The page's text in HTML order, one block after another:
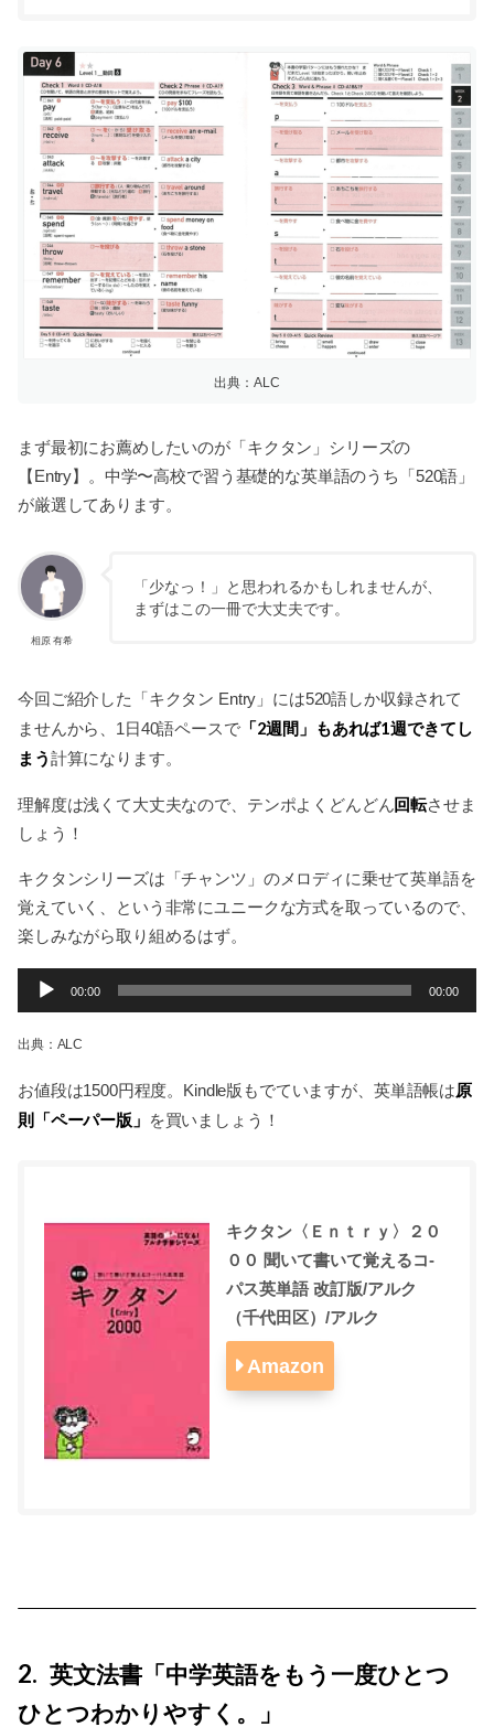
出典：ALC
まず最初にお薦めしたいのが「キクタン」シリーズの
【Entry】。中学〜高校で習う基礎的な英単語のうち「520語」
が厳選してあります。
相原 有希
「少なっ！」と思われるかもしれませんが、
まずはこの一冊で大丈夫です。
今回ご紹介した「キクタン Entry」には520語しか収録されて
ませんから、1日40語ペースで「2週間」もあれば1週できてし
まう計算になります。
理解度は浅くて大丈夫なので、テンポよくどんどん回転させま
しょう！
キクタンシリーズは「チャンツ」のメロディに乗せて英単語を
覚えていく、という非常にユニークな方式を取っているので、
楽しみながら取り組めるはず。
レ
ー
ヤ
ー
00:00 00:00
出典：ALC
お値段は1500円程度。Kindle版もでていますが、英単語帳は原
則「ペーパー版」 を買いましょう！
キクタン〈Ｅｎｔｒｙ〉２０
００ 聞いて書いて覚えるコ-
パス英単語 改訂版/アルク
（千代田区）/アルク
Amazon
2
英文法書「中学英語をもう一度ひとつ
ひとつわかりやすく。」